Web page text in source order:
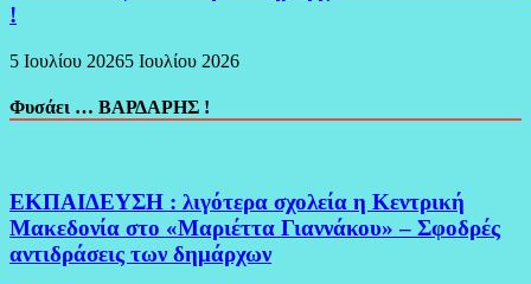
!
5 Ιουλίου 20265 Ιουλίου 2026
Φυσάει … ΒΑΡΔΑΡΗΣ !
ΕΚΠΑΙΔΕΥΣΗ : λιγότερα σχολεία η Κεντρική
Μακεδονία στο «Μαριέττα Γιαννάκου» – Σφοδρές
αντιδράσεις των δημάρχων